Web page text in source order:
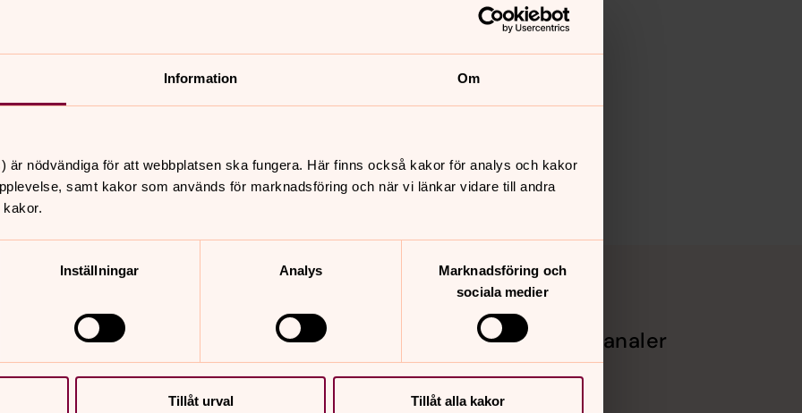
Information Om
är nödvändiga för att webbplatsen ska fungera. Här finns också kakor för analys och kakor
samt kakor som används för marknadsföring och när vi länkar vidare till andra
Inställningar Analys
Marknadsföring och
sociala medier
Tillåt urval Tillåt alla kakor
Gustafs kyrka
Hitta snabbt
Begravningsverksamhet
Sidkarta
Sociala kanaler
Facebook